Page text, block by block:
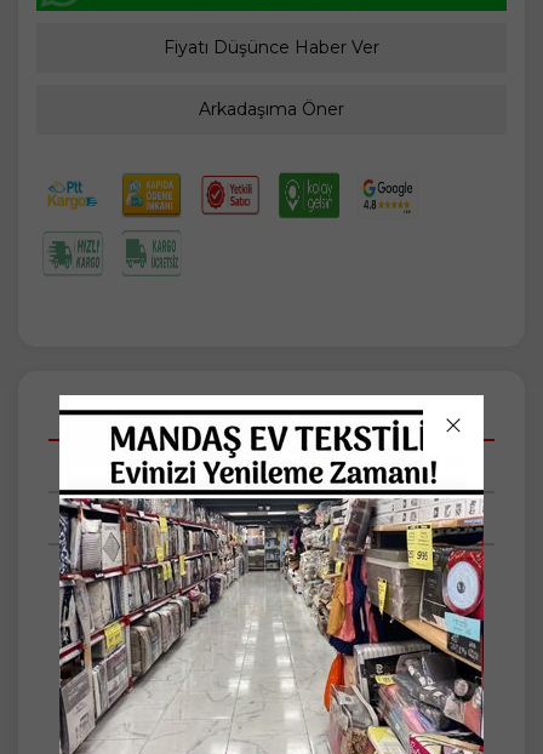
Fiyatı Düşünce Haber Ver
Arkadaşıma Öner
Açıklamalar
Taksit Seçenekleri
Tüm Yorumlar
ÖZDİLEK KALİTESİ, %100 PAMUK
RANFORCE...
Özdilek Ranforce Tek Kişilik Uyku Seti
Yorgan: 155x215cm (1 Adet)